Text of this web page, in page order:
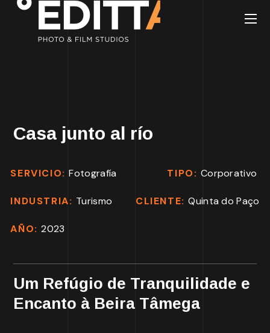
Casa junto al río
SERVICIO:Fotografía TIPO: Corporativo
INDUSTRIA: Turismo CLIENTE:Quinta do Paço
AÑO:2023
Um Refúgio de Tranquilidade e
Encanto à Beira Tâmega